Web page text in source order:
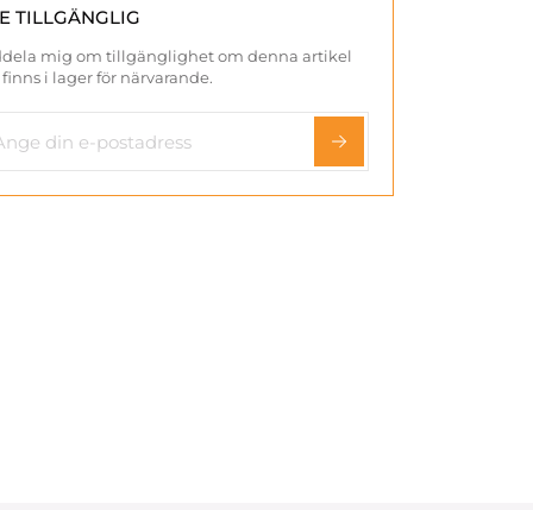
TILLGÄNGLIG
mig om tillgänglighet om denna artikel
i lager för närvarande.